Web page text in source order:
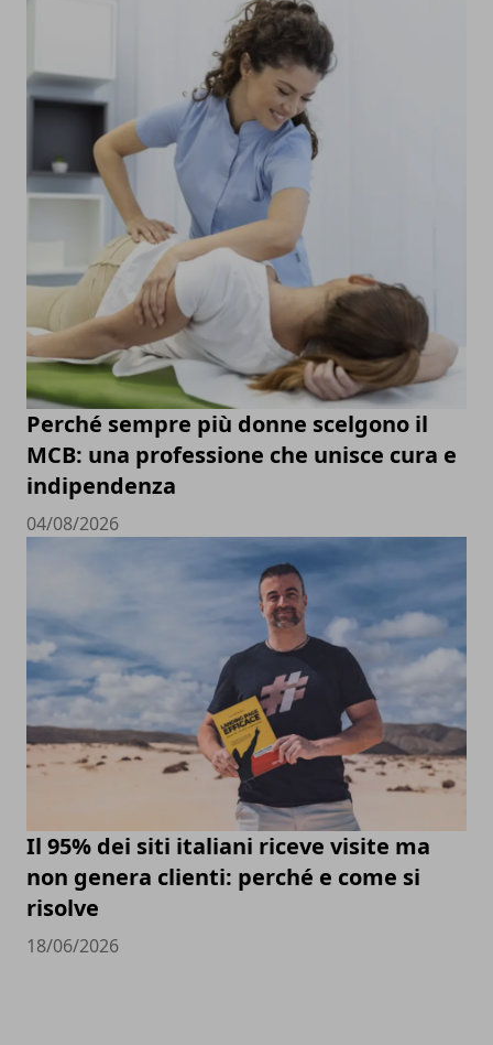
Perché sempre più donne scelgono il
MCB: una professione che unisce cura e
indipendenza
04/08/2026
Il 95% dei siti italiani riceve visite ma
non genera clienti: perché e come si
risolve
18/06/2026